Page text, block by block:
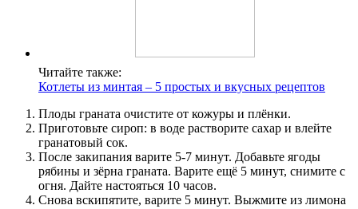
Читайте также:
Котлеты из минтая – 5 простых и вкусных рецептов
Плоды граната очистите от кожуры и плёнки.
Приготовьте сироп: в воде растворите сахар и влейте
гранатовый сок.
После закипания варите 5-7 минут. Добавьте ягоды
рябины и зёрна граната. Варите ещё 5 минут, снимите с
огня. Дайте настояться 10 часов.
Снова вскипятите, варите 5 минут. Выжмите из лимона